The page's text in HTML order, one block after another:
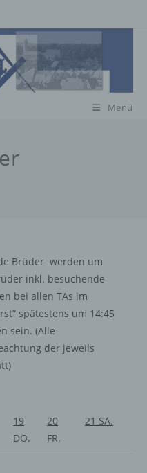
Menü
Brüder werden um
inkl. besuchende
bei allen TAs im
spätestens um 14:45
sein. (Alle
der jeweils
19
DO.
20
FR.
21 SA.